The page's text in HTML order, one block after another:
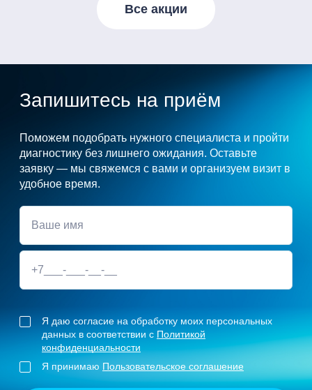
Все акции
Запишитесь на приём
Поможем подобрать нужного специалиста и пройти
диагностику без лишнего ожидания. Оставьте
заявку — мы свяжемся с вами и организуем визит в
удобное время.
Я даю согласие на обработку моих персональных
данных в соответствии с Политикой
конфиденциальности
Я принимаю Пользовательское соглашение